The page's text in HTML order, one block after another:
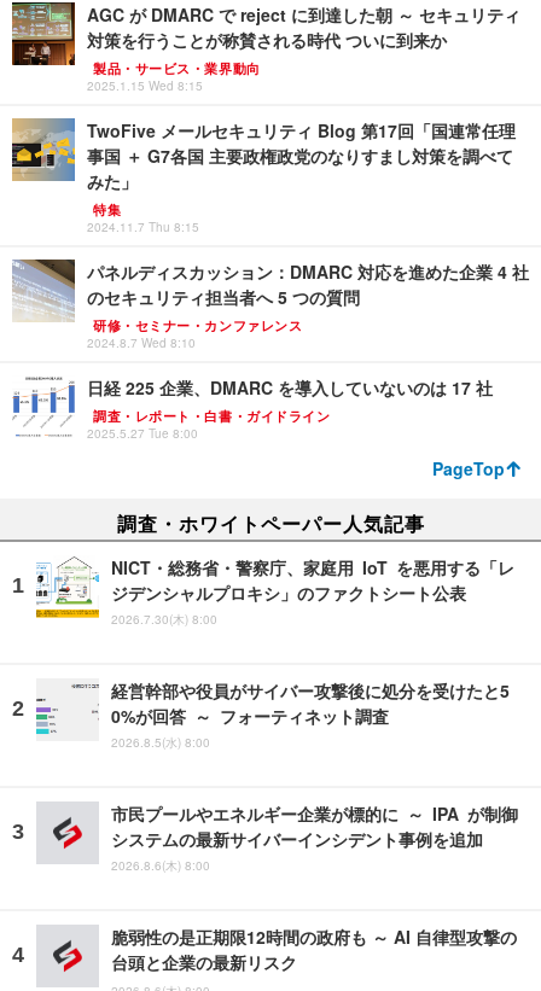
AGC が DMARC で reject に到達した朝 ～ セキュリティ
対策を行うことが称賛される時代 ついに到来か
製品・サービス・業界動向
2025.1.15 Wed 8:15
TwoFive メールセキュリティ Blog 第17回「国連常任理
事国 ＋ G7各国 主要政権政党のなりすまし対策を調べて
みた」
特集
2024.11.7 Thu 8:15
パネルディスカッション：DMARC 対応を進めた企業 4 社
のセキュリティ担当者へ 5 つの質問
研修・セミナー・カンファレンス
2024.8.7 Wed 8:10
日経 225 企業、DMARC を導入していないのは 17 社
調査・レポート・白書・ガイドライン
2025.5.27 Tue 8:00
PageTop
調査・ホワイトペーパー人気記事
NICT・総務省・警察庁、家庭用 IoT を悪用する「レ
ジデンシャルプロキシ」のファクトシート公表
2026.7.30(木) 8:00
経営幹部や役員がサイバー攻撃後に処分を受けたと5
0%が回答 ～ フォーティネット調査
2026.8.5(水) 8:00
市民プールやエネルギー企業が標的に ～ IPA が制御
システムの最新サイバーインシデント事例を追加
2026.8.6(木) 8:00
脆弱性の是正期限12時間の政府も ～ AI 自律型攻撃の
台頭と企業の最新リスク